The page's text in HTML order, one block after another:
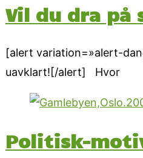
Vil du dra på
[alert variation=»alert-
uavklart![/alert] Hvor
Politisk-